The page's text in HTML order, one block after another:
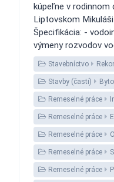
kúpeľne v rodinnom
Liptovskom
Špecifikácia: -
výmeny rozvodov
Stavebníctvo
Stavby (časti)
Remeselné práce
Remeselné práce
Remeselné práce
Remeselné práce
Remeselné práce